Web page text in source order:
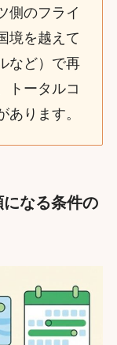
側のフライ
境を越えて
など）で再
トータルコ
ります。
なる条件の